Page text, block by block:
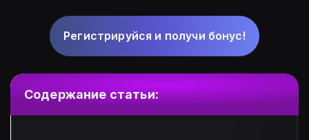
Регистрируйся и получи бонус!
Содержание статьи: